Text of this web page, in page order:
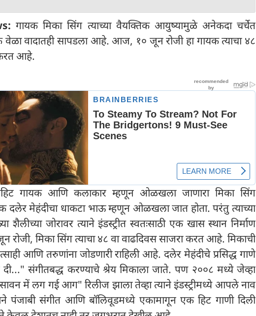
गायक मिका सिंग त्याच्या वैयक्तिक आयुष्यामुळे अनेकदा चर्चेत
वादातही सापडला आहे. आज, १० जून रोजी हा गायक त्याचा ४८
आहे.
गायक आणि कलाकार म्हणून ओळखला जाणारा मिका सिंग
दलेर मेहंदीचा धाकटा भाऊ म्हणून ओळखला जात होता. परंतु त्याच्या
शैलीच्या जोरावर त्याने इंडस्ट्रीत स्वतःसाठी एक खास स्थान निर्माण
मिका सिंग त्याचा ४८ वा वाढदिवस साजरा करत आहे. मिकाची
आणि तरुणांना जोडणारी राहिली आहे. दलेर मेहंदीचे प्रसिद्ध गाणे
संगीतबद्ध करण्याचे श्रेय मिकाला जाते. पण २००८ मध्ये जेव्हा
में लग गई आग" रिलीज झाला तेव्हा त्याने इंडस्ट्रीमध्ये आपले नाव
पंजाबी संगीत आणि बॉलिवूडमध्ये एकामागून एक हिट गाणी दिली